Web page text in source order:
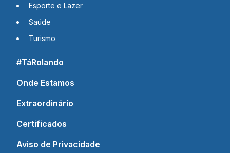
Esporte e Lazer
Saúde
Turismo
#TáRolando
Onde Estamos
Extraordinário
Certificados
Aviso de Privacidade